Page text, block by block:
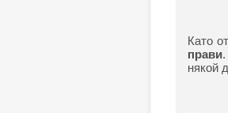
Като
прави.
някой